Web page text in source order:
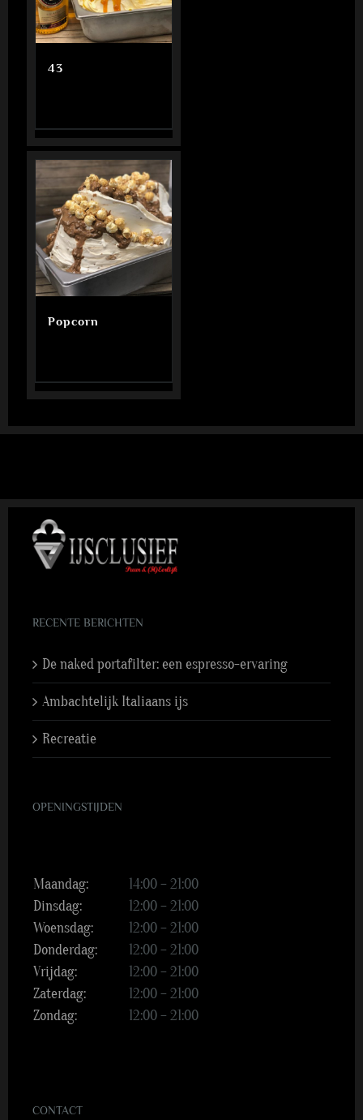
43
Popcorn
RECENTE BERICHTEN
De naked portafilter: een espresso-ervaring
Ambachtelijk Italiaans ijs
Recreatie
OPENINGSTIJDEN
Maandag:
14:00 – 21:00
Dinsdag:
12:00 – 21:00
Woensdag:
12:00 – 21:00
Donderdag:
12:00 – 21:00
Vrijdag:
12:00 – 21:00
Zaterdag:
12:00 – 21:00
Zondag:
12:00 – 21:00
CONTACT